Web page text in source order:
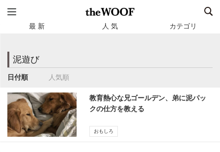
最 新 人 気 カテゴリ
泥遊び
日付順 人気順
教育熱心な兄ゴールデン、弟に泥パッ
クの仕方を教える
おもしろ